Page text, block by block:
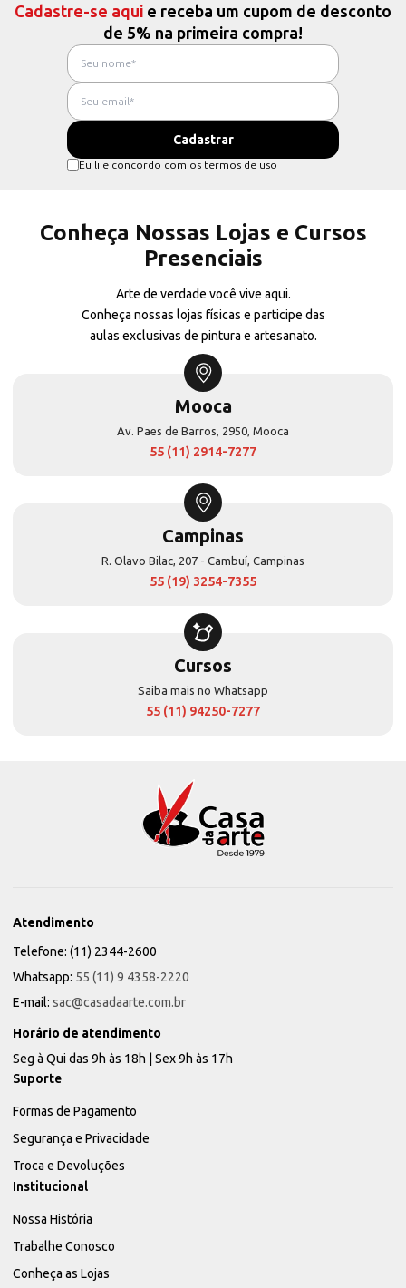
Cadastre-se aqui e receba um cupom de desconto
de 5% na primeira compra!
Eu li e concordo com os termos de uso
Conheça Nossas Lojas e Cursos
Presenciais
Arte de verdade você vive aqui.
Conheça nossas lojas físicas e participe das
aulas exclusivas de pintura e artesanato.
Mooca
Av. Paes de Barros, 2950, Mooca
55 (11) 2914-7277
Campinas
R. Olavo Bilac, 207 - Cambuí, Campinas
55 (19) 3254-7355
Cursos
Saiba mais no Whatsapp
55 (11) 94250-7277
Atendimento
Telefone: (11) 2344-2600
Whatsapp: 55 (11) 9 4358-2220
E-mail: sac@casadaarte.com.br
Horário de atendimento
Seg à Qui das 9h às 18h | Sex 9h às 17h
Suporte
Formas de Pagamento
Segurança e Privacidade
Troca e Devoluções
Institucional
Nossa História
Trabalhe Conosco
Conheça as Lojas